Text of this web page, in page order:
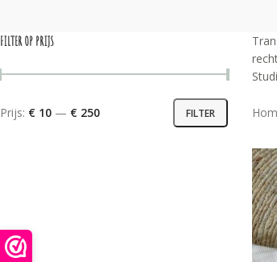
FILTER OP PRIJS
FILTER
Prijs: € 10 — € 250